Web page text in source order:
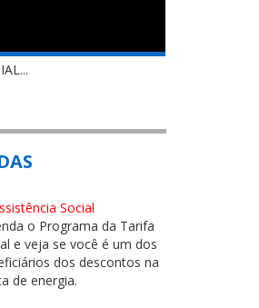
Social
o Programa da Tarifa
e veja se você é um dos
dos descontos na
de energia.